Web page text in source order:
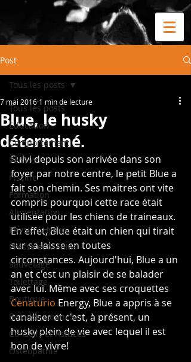
Post
Tous les posts
Education
Comportement
Pension
Piscine
Formation
Alimentation
Physio / Hydro
Presse et Médias
Sauvetage
Toilettage
Boutique
Balades canines
Conseils et Astuces
Ostéopathie
Tous les posts
Blue, le husky
déterminé.
7 mai 2016 1 min de lecture
Suivi depuis son arrivée dans son
foyer par notre centre, le petit Blue a
fait son chemin. Ses maitres ont vite
compris pourquoi cette race était
utilisée pour les chiens de traineaux.
En effet, Blue était un chien qui tirait
sur sa laisse en toutes
circonstances. Aujourd'hui, Blue a un
an et c'est un plaisir de se balader
avec lui. Même avec ses croquettes
Cenaturio Energy, Blue a appris à se
canaliser et c'est, à présent, un
husky plein de vie avec lequel il est
bon de vivre!